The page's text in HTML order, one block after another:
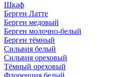
Шкаф
Берген Латте
Берген медовый
Берген молочно-белый
Берген тёмный
Сильвия белый
Сильвия ореховый
Тёмный ореховый
Флоренция белый